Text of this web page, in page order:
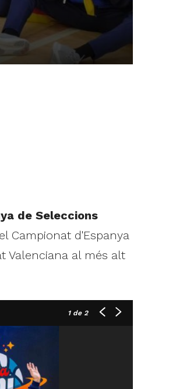
de Seleccions
Campionat d'Espanya
Valenciana al més alt
1de 2